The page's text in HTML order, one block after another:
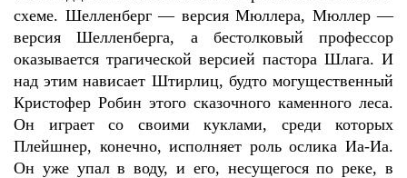
схеме. Шелленберг — версия Мюллера, Мюллер —
версия Шелленберга, а бестолковый профессор
оказывается трагической версией пастора Шлага. И
над этим нависает Штирлиц, будто могущественный
Кристофер Робин этого сказочного каменного леса.
Он играет со своими куклами, среди которых
Плейшнер, конечно, исполняет роль ослика Иа-Иа.
Он уже упал в воду, и его, несущегося по реке, в